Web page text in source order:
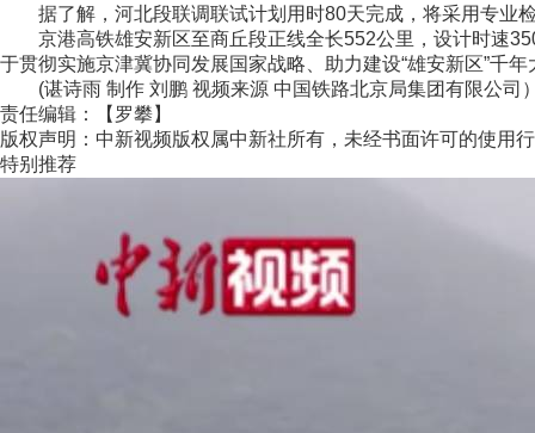
据了解，河北段联调联试计划用时80天完成，将采用专业
京港高铁雄安新区至商丘段正线全长552公里，设计时速
于贯彻实施京津冀协同发展国家战略、助力建设“雄安新区”千
(谌诗雨 制作 刘鹏 视频来源 中国铁路北京局集团有限公司
责任编辑：【罗攀】
版权声明：中新视频版权属中新社所有，未经书面许可的使用
特别推荐